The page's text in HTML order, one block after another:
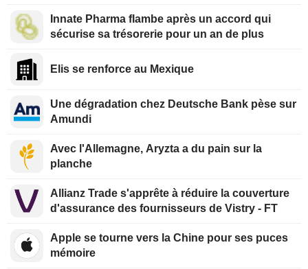
Innate Pharma flambe après un accord qui
sécurise sa trésorerie pour un an de plus
Elis se renforce au Mexique
Une dégradation chez Deutsche Bank pèse sur
Amundi
Avec l'Allemagne, Aryzta a du pain sur la
planche
Allianz Trade s'apprête à réduire la couverture
d'assurance des fournisseurs de Vistry - FT
Apple se tourne vers la Chine pour ses puces
mémoire